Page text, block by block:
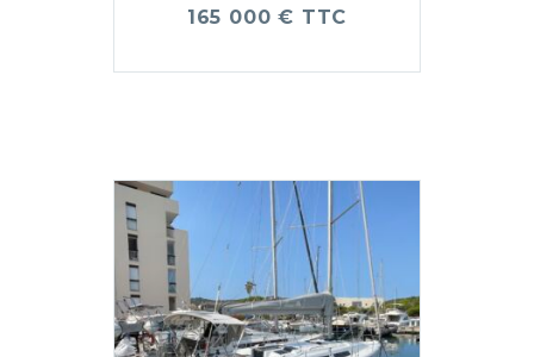
165 000 € TTC